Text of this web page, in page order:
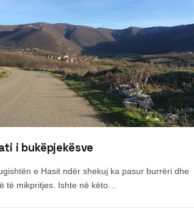
i bukëpjekësve
e Hasit ndër shekuj ka pasur burrëri dhe
të mikpritjes. Ishte në këto…